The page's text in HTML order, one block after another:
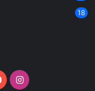
18
YouTubeInstagram